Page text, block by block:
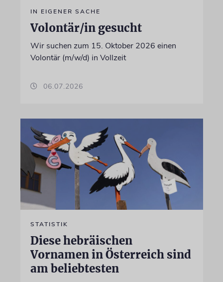
IN EIGENER SACHE
Volontär/in gesucht
Wir suchen zum 15. Oktober 2026 einen
Volontär (m/w/d) in Vollzeit
06.07.2026
STATISTIK
Diese hebräischen
Vornamen in Österreich sind
am beliebtesten